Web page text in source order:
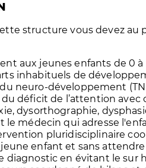
structure vous devez au
aux jeunes enfants de 0
inhabituels de
neuro-développement
du déficit de l’attention
dysorthographie,
le médecin qui adresse
pluridisciplinaire
jeune enfant et sans
diagnostic en évitant le sur